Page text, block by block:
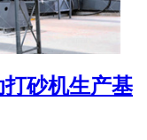
打砂机生产基